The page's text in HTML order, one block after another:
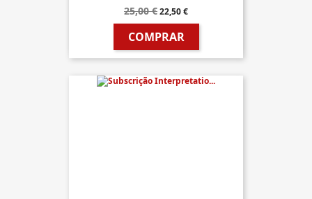
25,00 €22,50 €
COMPRAR